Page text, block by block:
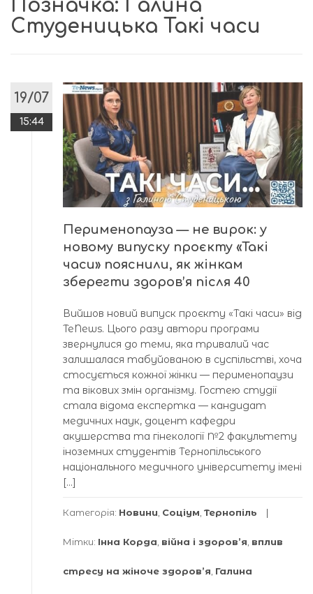
Позначка: Галина
Студеницька Такі часи
19/07
15:44
Перименопауза — не вирок: у
новому випуску проєкту «Такі
часи» пояснили, як жінкам
зберегти здоров’я після 40
Вийшов новий випуск проєкту «Такі часи» від
TeNews. Цього разу автори програми
звернулися до теми, яка тривалий час
залишалася табуйованою в суспільстві, хоча
стосується кожної жінки — перименопаузи
та вікових змін організму. Гостею студії
стала відома експертка — кандидат
медичних наук, доцент кафедри
акушерства та гінекології №2 факультету
іноземних студентів Тернопільського
національного медичного університету імені
[…]
Категорія: Новини Соціум Тернопіль
Мітки: Інна Корда війна і здоров’я вплив
стресу на жіноче здоров’я Галина